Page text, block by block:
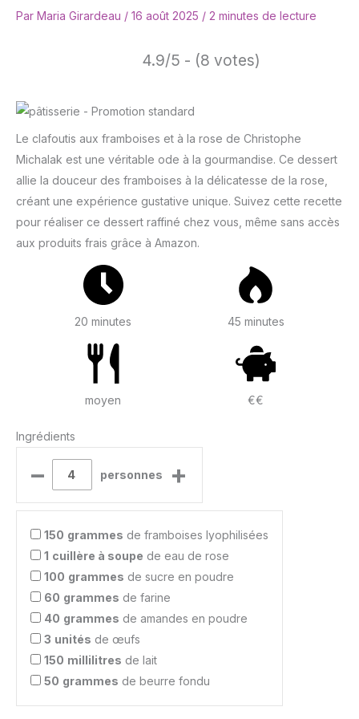
Par Maria Girardeau / 16 août 2025 / 2 minutes de lecture
4.9/5 - (8 votes)
Le clafoutis aux framboises et à la rose de Christophe
Michalak est une véritable ode à la gourmandise. Ce dessert
allie la douceur des framboises à la délicatesse de la rose,
créant une expérience gustative unique. Suivez cette recette
pour réaliser ce dessert raffiné chez vous, même sans accès
aux produits frais grâce à Amazon.
20 minutes 45 minutes
moyen €€
Ingrédients
– personnes +
150 grammes de framboises lyophilisées
1 cuillère à soupe de eau de rose
100 grammes de sucre en poudre
60 grammes de farine
40 grammes de amandes en poudre
3 unités de œufs
150 millilitres de lait
50 grammes de beurre fondu